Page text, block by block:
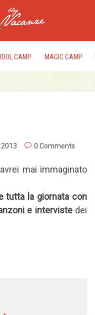
CAMP MAGIC CAMP
0 Comments
mai immaginato
tutta la giornata con
e intervistedei